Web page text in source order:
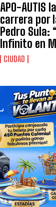
APO-AUTIS
carrera por
Pedro Sula:
Infinito en
CIUDAD